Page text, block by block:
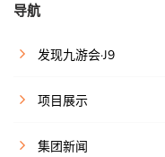
导航
发现九游会·J9
项目展示
集团新闻